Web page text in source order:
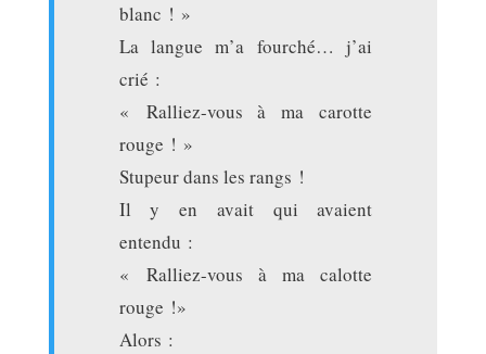
blanc ! »
La langue m’a fourché… j’ai
crié :
« Ralliez-vous à ma carotte
rouge ! »
Stupeur dans les rangs !
Il y en avait qui avaient
entendu :
« Ralliez-vous à ma calotte
rouge !»
Alors :